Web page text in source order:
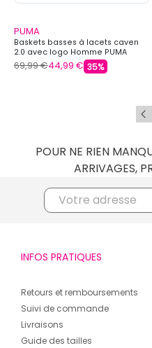
PUMA
Baskets basses à lacets caven
2.0 avec logo Homme PUMA
69,99 €44,99 € 35%
POUR NE RIEN
ARRIVAGES,
INFOS PRATIQUES
Retours et remboursements
Suivi de commande
Livraisons
Guide des tailles